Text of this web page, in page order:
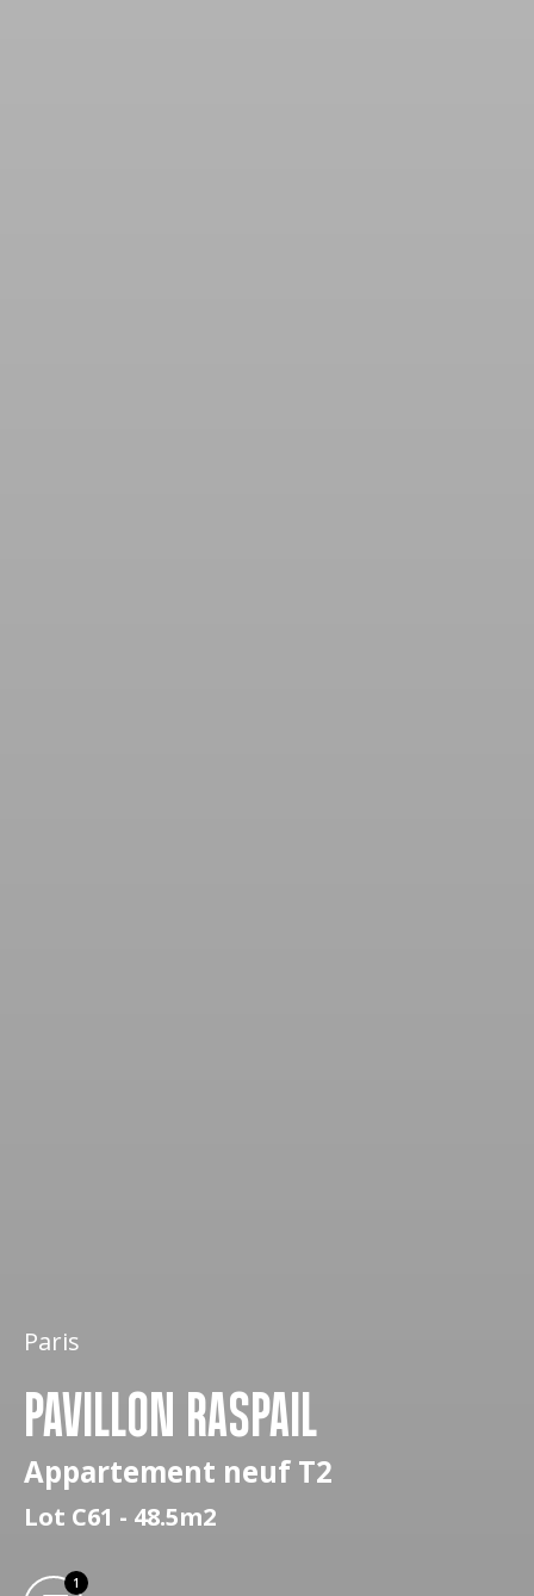
Paris
PAVILLON RASPAIL
Appartement neuf T2
Lot C61 - 48.5m2
1